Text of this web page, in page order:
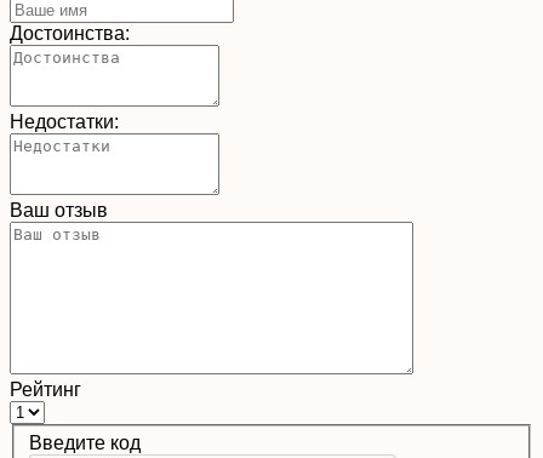
Достоинства:
Недостатки:
Ваш отзыв
Рейтинг
Введите код